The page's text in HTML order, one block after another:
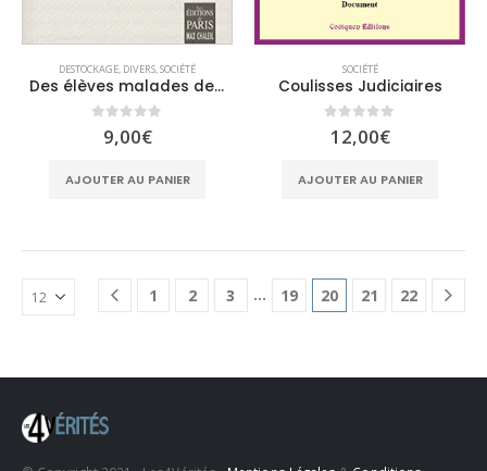
DESTOCKAGE DIVERS SOCIÉTÉ
Des élèves malades de l’Ecole
sur 5
9,00€
AJOUTER AU PANIER
SOCIÉTÉ
Coulisses Judiciaires
0sur 5
12,00€
AJOUTER AU PANIER
1 2 3 … 19 20 21 22